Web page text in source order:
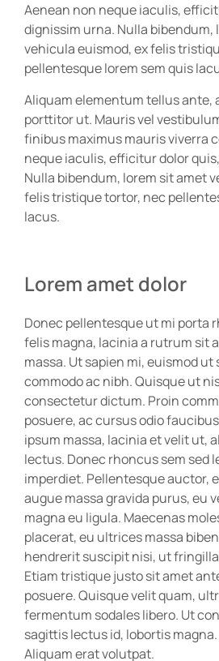
Aenean non neque iaculis,
dignissim urna. Nulla bibendum,
vehicula euismod, ex felis
pellentesque lorem sem quis
Aliquam elementum tellus ante,
porttitor ut. Mauris vel
finibus maximus mauris viverra
neque iaculis, efficitur dolor
Nulla bibendum, lorem sit amet
felis tristique tortor, nec
lacus.
Lorem amet dolor
Donec pellentesque ut mi porta
felis magna, lacinia a rutrum sit
massa. Ut sapien mi, euismod
commodo ac nibh. Quisque ut
consectetur dictum. Proin
posuere, ac cursus odio
ipsum massa, lacinia et velit ut,
lectus. Donec rhoncus sem sed
imperdiet. Pellentesque auctor,
augue massa gravida purus, eu
magna eu ligula. Maecenas
placerat, eu ultrices massa
hendrerit suscipit nisi, ut
Etiam tristique justo sit amet
posuere. Quisque velit quam,
fermentum sodales libero. Ut
sagittis lectus id, lobortis
Aliquam erat volutpat.